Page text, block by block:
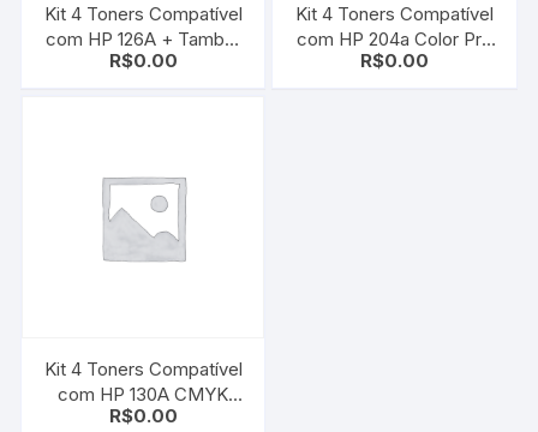
Kit 4 Toners Compatível
com HP 126A + Tambor
HP 126A CE310A | 11A |
R$0.00
Kit 4 Toners Compatível
com HP 204a Color Pro
M180 M154a M181 –
R$0.00
Kit 4 Toners Compatível
com HP 130A CMYK
CF350A CF351A
R$0.00